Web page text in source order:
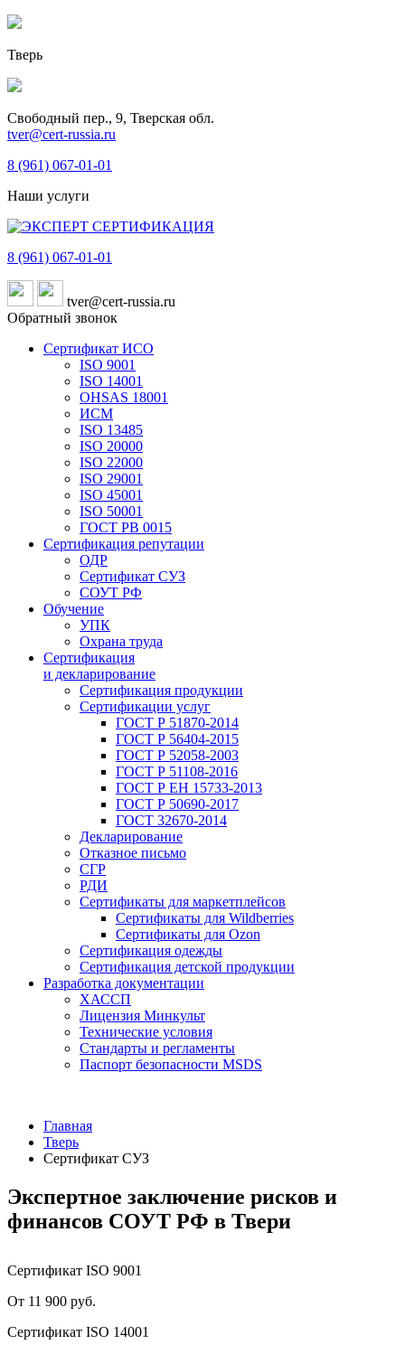
Тверь
Свободный пер., 9, Тверская обл.
tver@cert-russia.ru
8 (961) 067-01-01
Наши услуги
8 (961) 067-01-01
tver@cert-russia.ru
Обратный звонок
Сертификат ИСО
ISO 9001
ISO 14001
OHSAS 18001
ИСМ
ISO 13485
ISO 20000
ISO 22000
ISO 29001
ISO 45001
ISO 50001
ГОСТ РВ 0015
Сертификация репутации
ОДР
Сертификат СУЗ
СОУТ РФ
Обучение
УПК
Охрана труда
Сертификация
и декларирование
Сертификация продукции
Сертификации услуг
ГОСТ Р 51870-2014
ГОСТ Р 56404-2015
ГОСТ Р 52058-2003
ГОСТ Р 51108-2016
ГОСТ Р ЕН 15733-2013
ГОСТ Р 50690-2017
ГОСТ 32670-2014
Декларирование
Отказное письмо
СГР
РДИ
Сертификаты для маркетплейсов
Сертификаты для Wildberries
Сертификаты для Ozon
Сертификация одежды
Сертификация детской продукции
Разработка документации
ХАССП
Лицензия Минкульт
Технические условия
Стандарты и регламенты
Паспорт безопасности MSDS
Главная
Тверь
Сертификат СУЗ
Экспертное заключение рисков и
финансов СОУТ РФ в Твери
Сертификат ISO 9001
От 11 900 руб.
Сертификат ISO 14001